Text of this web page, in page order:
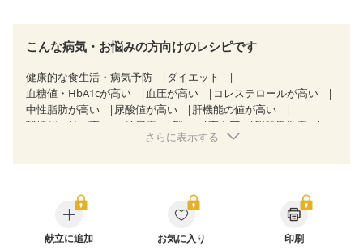
こんな病気・お悩みの方向けのレシピです
健康的な食生活・病気予防
ダイエット
血糖値・HbA1cが高い
血圧が高い
コレステロールが高い
中性脂肪が高い
尿酸値が高い
肝機能の値が高い
腎機能の値が高い
糖尿病（2型） 高血圧
脂質異常症
狭心症 心筋梗塞
糖尿病性腎症（第１期）
糖尿病性腎症（第２期）
糖尿病性腎症（第３期）
CKD（ステージ１）
CKD（ステージ２）
CKD（ステージ３a）
さらに表示する
献立に追加 お気に入り 印刷